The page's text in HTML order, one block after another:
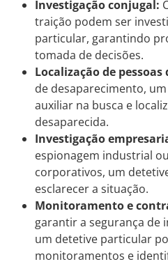
Investigação conjugal:
traição podem ser
particular, garantindo
tomada de decisões.
Localização de pessoas
de desaparecimento,
auxiliar na busca e
desaparecida.
Investigação
espionagem industrial
corporativos, um
esclarecer a situação.
Monitoramento e
garantir a segurança de
um detetive particular
monitoramentos e